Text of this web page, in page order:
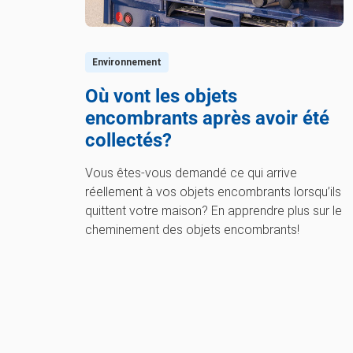
Environnement
Où vont les objets
encombrants après avoir été
collectés?
Vous êtes-vous demandé ce qui arrive
réellement à vos objets encombrants lorsqu’ils
quittent votre maison? En apprendre plus sur le
cheminement des objets encombrants!